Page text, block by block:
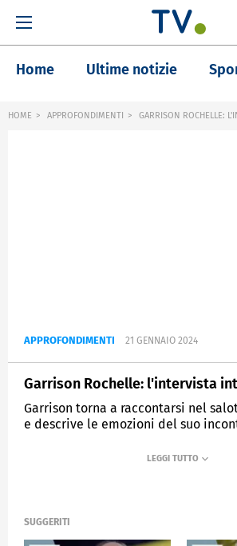
Home Ultime notizie
HOME APPROFONDIMENTI GARRISON ROCHELLE:
APPROFONDIMENTI 21 GENNAIO 2024
Garrison Rochelle: l'intervista
Garrison torna a raccontarsi nel
e descrive le emozioni del suo
SUGGERITI